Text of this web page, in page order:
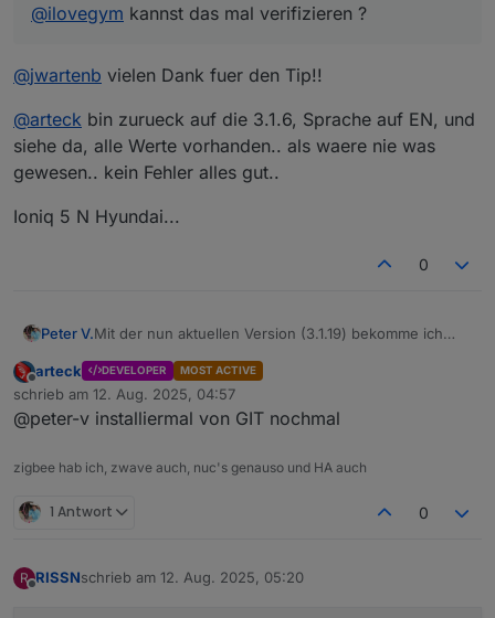
@ilovegym kannst das mal verifizieren ?
@jwartenb vielen Dank fuer den Tip!!
@arteck bin zurueck auf die 3.1.6, Sprache auf EN, und
siehe da, alle Werte vorhanden.. als waere nie was
gewesen.. kein Fehler alles gut..
Ioniq 5 N Hyundai...
0
Peter V.Mit der nun aktuellen Version (3.1.19) bekomme ich
bluelink.0
2025-08-11 20:22:19.136	error	Cannot
bluelink.0
bluelink.0
2025-08-11 20:22:18.516	debug
2025-08-11 20:22:18.516	debug	Set
Daten kommen aber alle rein.
Offline
arteck DEVELOPER MOST ACTIVE
schrieb am 12. Aug. 2025, 04:57
zuletzt editiert von
@peter-v installiermal von GIT nochmal
zigbee hab ich, zwave auch, nuc's genauso und HA auch
1 Antwort 0
R RISSNschrieb am 12. Aug. 2025, 05:20
zuletzt editiert von